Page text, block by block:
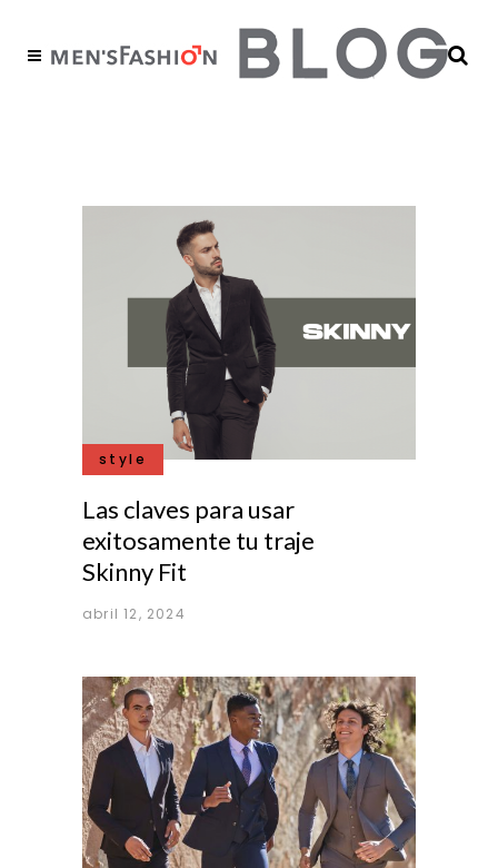
style
Las claves para usar
exitosamente tu traje
Skinny Fit
abril 12, 2024